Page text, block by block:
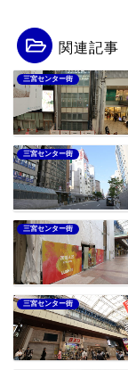
関連記事
三宮センター街
三宮センター街
三宮センター街
三宮センター街